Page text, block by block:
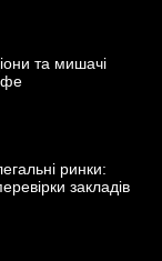
та мишачі
ринки:
закладів